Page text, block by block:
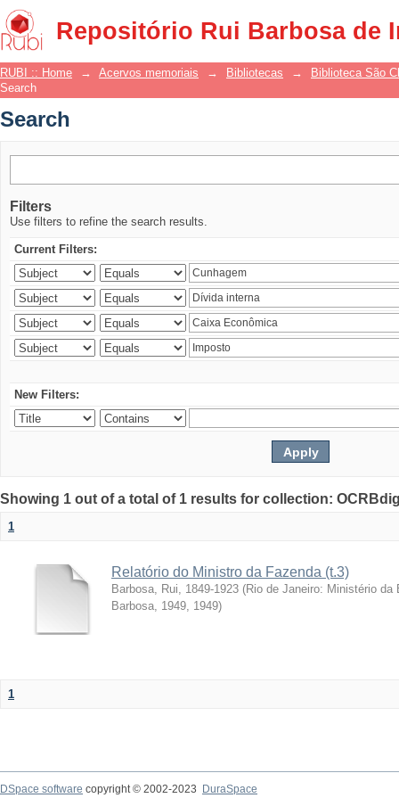
Repositório Rui Barbosa de
Search
RUBI :: Home → Acervos memoriais → Bibliotecas →
Biblioteca São
Search
Search
Filters
Use filters to refine the search results.
Current Filters:
New Filters:
Showing 1 out of a total of 1 results for collection:
1
Relatório do Ministro da Fazenda (t.3)
Barbosa, Rui, 1849-1923 (Rio de Janeiro: Ministério
Barbosa, 1949, 1949)
1
DSpace software copyright © 2002-2023
DuraSpace